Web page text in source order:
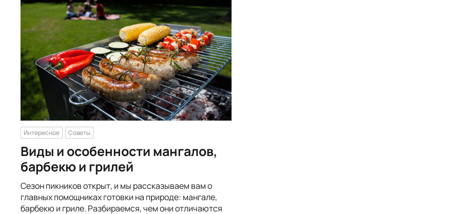
Интересное Советы
Виды и особенности мангалов,
барбекю и грилей
Сезон пикников открыт, и мы рассказываем вам о
главных помощниках готовки на природе: мангале,
барбекю и гриле. Разбираемся, чем они отличаются